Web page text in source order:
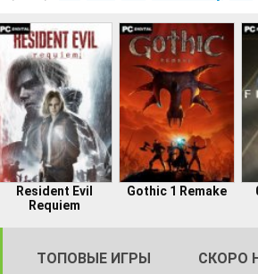
Resident Evil
Requiem
Gothic 1 Remake
ТОПОВЫЕ ИГРЫ СКОРО